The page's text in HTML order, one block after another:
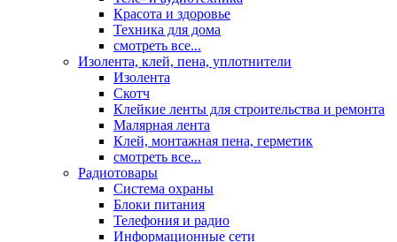
Красота и здоровье
Техника для дома
смотреть все...
Изолента, клей, пена, уплотнители
Изолента
Скотч
Клейкие ленты для строительства и ремонта
Малярная лента
Клей, монтажная пена, герметик
смотреть все...
Радиотовары
Система охраны
Блоки питания
Телефония и радио
Информационные сети